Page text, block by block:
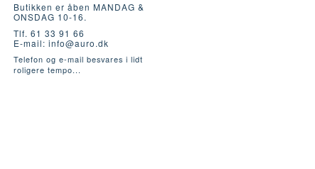
Butikken er åben MANDAG &
ONSDAG 10-16.
Tlf. 61 33 91 66
E-mail: info@auro.dk
Telefon og e-mail besvares i lidt
roligere tempo...